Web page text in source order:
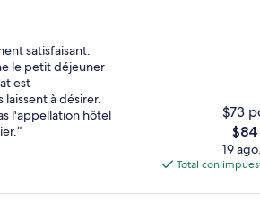
satisfaisant.
le petit déjeuner
est
à désirer.
l'appellation hôtel
$73
El
es
de
19
Total con